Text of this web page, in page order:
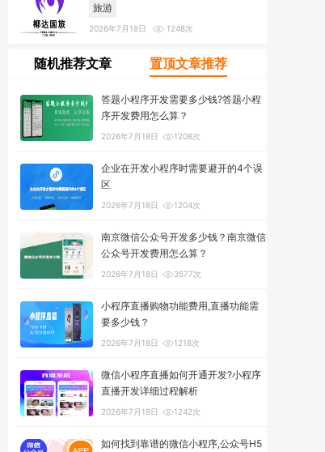
旅游
2026年7月18日 1248次
随机推荐文章 置顶文章推荐
答题小程序开发需要多少钱?答题小程
序开发费用怎么算？
2026年7月18日 1208次
企业在开发小程序时需要避开的4个误
区
2026年7月18日 1204次
南京微信公众号开发多少钱？南京微信
公众号开发费用怎么算？
2026年7月18日 3577次
小程序直播购物功能费用,直播功能需
要多少钱？
2026年7月18日 1218次
微信小程序直播如何开通开发?小程序
直播开发详细过程解析
2026年7月18日 1242次
如何找到靠谱的微信小程序,公众号H5